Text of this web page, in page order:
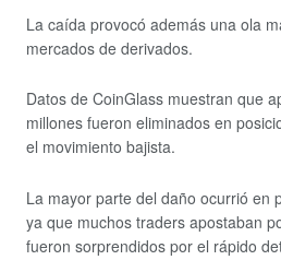
La caída provocó además una ola
mercados de derivados.
Datos de CoinGlass muestran que
millones fueron eliminados en
el movimiento bajista.
La mayor parte del daño ocurrió en
ya que muchos traders apostaban
fueron sorprendidos por el rápido